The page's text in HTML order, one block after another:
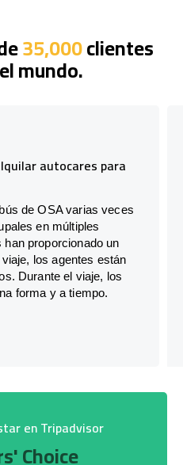
35,000clientes
mundo.
autocares para
de OSA varias veces
en múltiples
proporcionado un
los agentes están
Durante el viaje, los
forma y a tiempo.
en Tripadvisor
Choice